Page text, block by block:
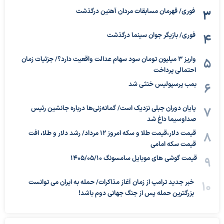
فوری/ قهرمان مسابقات مردان آهنین درگذشت
فوری/ بازیگر جوان سینما درگذشت
واریز ۳ میلیون تومان سود سهام عدالت واقعیت دارد؟/ جزئیات زمان
احتمالی پرداخت
بمب پرسپولیس خنثی شد
پایان دوران جبلی نزدیک است/ گمانه‌زنی‌ها درباره جانشین رئیس
صداوسیما داغ شد
قیمت دلار،قیمت طلا و سکه امروز ۱۲ مرداد/ رشد دلار و طلا، افت
قیمت سکه امامی
قیمت گوشی های موبایل سامسونگ 1405/05/10
خبر جدید ترامپ از زمان آغاز مذاکرات/ حمله به ایران می توانست
بزرگترین حمله پس از جنگ جهانی دوم باشد!